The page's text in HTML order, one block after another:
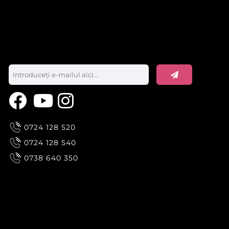
0724 128 520
0724 128 540
0738 640 350